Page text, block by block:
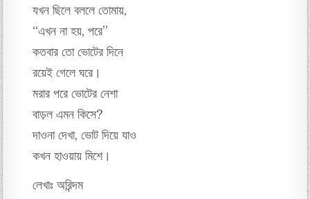
যখন ছিলে বললে তোমায়,
“এখন না হয়, পরে”
কতবার তো ভোটের দিনে
রয়েই গেলে ঘরে।
মরার পরে ভোটের নেশা
বাড়ল এমন কিসে?
দাওনা দেখা, ভোট দিয়ে যাও
কখন হাওয়ায় মিশে।
লেখাঃ অরিন্দম